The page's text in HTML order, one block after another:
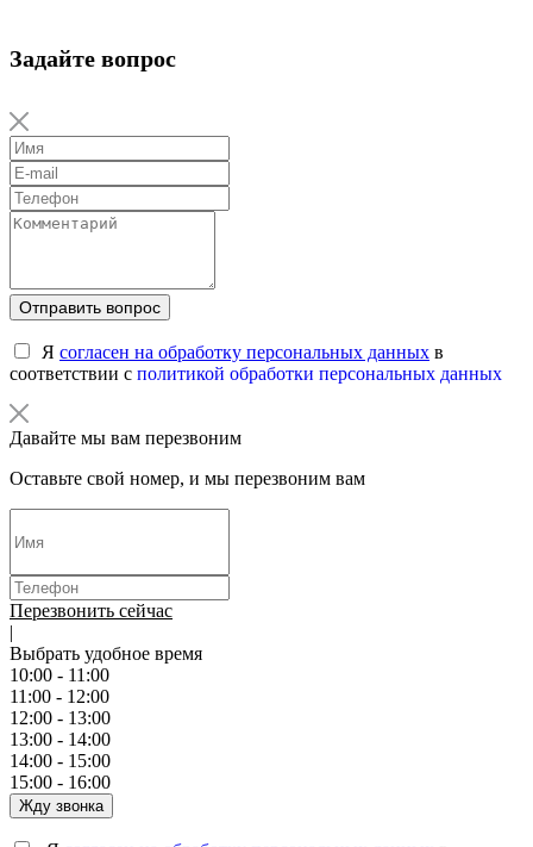
Задайте вопрос
Отправить вопрос
Я согласен на обработку персональных данных в
соответствии с политикой обработки персональных данных
Давайте мы вам перезвоним
Оставьте свой номер, и мы перезвоним вам
Перезвонить сейчас
|
Выбрать удобное время
10:00 - 11:00
11:00 - 12:00
12:00 - 13:00
13:00 - 14:00
14:00 - 15:00
15:00 - 16:00
Жду звонка